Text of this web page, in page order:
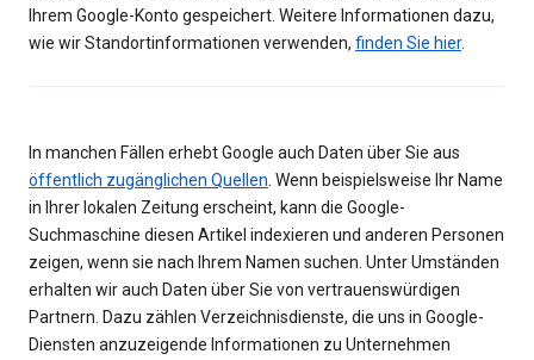
Ihrem Google-Konto gespeichert. Weitere Informationen dazu,
wie wir Standortinformationen verwenden, finden Sie hier.
In manchen Fällen erhebt Google auch Daten über Sie aus
öffentlich zugänglichen Quellen. Wenn beispielsweise Ihr Name
in Ihrer lokalen Zeitung erscheint, kann die Google-
Suchmaschine diesen Artikel indexieren und anderen Personen
zeigen, wenn sie nach Ihrem Namen suchen. Unter Umständen
erhalten wir auch Daten über Sie von vertrauenswürdigen
Partnern. Dazu zählen Verzeichnisdienste, die uns in Google-
Diensten anzuzeigende Informationen zu Unternehmen